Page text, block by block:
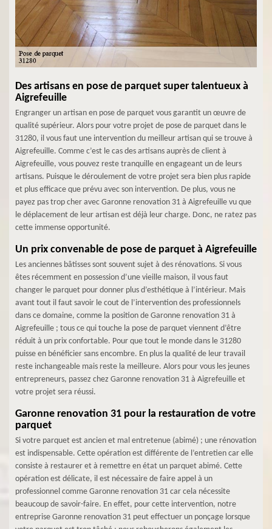
Des artisans en pose de parquet super talentueux à
Aigrefeuille
Engranger un artisan en pose de parquet vous garantit un œuvre de
qualité supérieur. Alors pour votre projet de pose de parquet dans le
31280, il vous faut une intervention du meilleur artisan qui se trouve à
Aigrefeuille. Comme c’est le cas des artisans auprès de client à
Aigrefeuille, vous pouvez reste tranquille en engageant un de leurs
artisans. Puisque le déroulement de votre projet sera bien plus rapide
et plus efficace que prévu avec son intervention. De plus, vous ne
payez pas trop cher avec Garonne renovation 31 à Aigrefeuille vu que
le déplacement de leur artisan est déjà leur charge. Donc, ne ratez pas
cette immense opportunité.
Un prix convenable de pose de parquet à Aigrefeuille
Les anciennes bâtisses sont souvent sujet à des rénovations. Si vous
êtes récemment en possession d’une vieille maison, il vous faut
changer le parquet pour donner plus d’esthétique à l’intérieur. Mais
avant tout il faut savoir le cout de l’intervention des professionnels
dans ce domaine, comme la position de Garonne renovation 31 à
Aigrefeuille ; tous ce qui touche la pose de parquet viennent d’être
réduit à un prix confortable. Pour que tout le monde dans le 31280
puisse en bénéficier sans encombre. En plus la qualité de leur travail
reste inchangeable mais reste la meilleure. Alors pour vous les jeunes
entrepreneurs, passez chez Garonne renovation 31 à Aigrefeuille et
votre projet sera réussi.
Garonne renovation 31 pour la restauration de votre
parquet
Si votre parquet est ancien et mal entretenue (abimé) ; une rénovation
est indispensable. Cette opération est différente de l’entretien car elle
consiste à restaurer et à remettre en état un parquet abimé. Cette
opération est délicate, il est nécessaire de faire appel à un
professionnel comme Garonne renovation 31 car cela nécessite
beaucoup de savoir-faire. En effet, pour cette intervention, notre
entreprise Garonne renovation 31 peut effectuer un ponçage lorsque